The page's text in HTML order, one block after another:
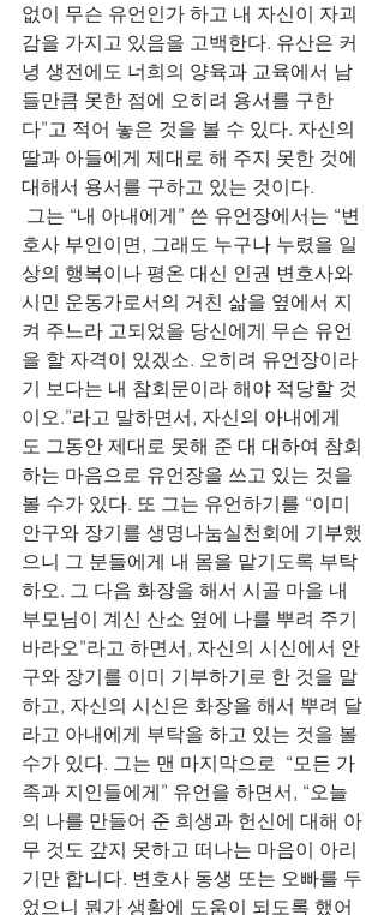
없이 무슨 유언인가 하고 내 자신이 자괴
감을 가지고 있음을 고백한다. 유산은 커
녕 생전에도 너희의 양육과 교육에서 남
들만큼 못한 점에 오히려 용서를 구한
다”고 적어 놓은 것을 볼 수 있다. 자신의
딸과 아들에게 제대로 해 주지 못한 것에
대해서 용서를 구하고 있는 것이다.
그는 “내 아내에게” 쓴 유언장에서는 “변
호사 부인이면, 그래도 누구나 누렸을 일
상의 행복이나 평온 대신 인권 변호사와
시민 운동가로서의 거친 삶을 옆에서 지
켜 주느라 고되었을 당신에게 무슨 유언
을 할 자격이 있겠소. 오히려 유언장이라
기 보다는 내 참회문이라 해야 적당할 것
이오.”라고 말하면서, 자신의 아내에게
도 그동안 제대로 못해 준 대 대하여 참회
하는 마음으로 유언장을 쓰고 있는 것을
볼 수가 있다. 또 그는 유언하기를 “이미
안구와 장기를 생명나눔실천회에 기부했
으니 그 분들에게 내 몸을 맡기도록 부탁
하오. 그 다음 화장을 해서 시골 마을 내
부모님이 계신 산소 옆에 나를 뿌려 주기
바라오”라고 하면서, 자신의 시신에서 안
구와 장기를 이미 기부하기로 한 것을 말
하고, 자신의 시신은 화장을 해서 뿌려 달
라고 아내에게 부탁을 하고 있는 것을 볼
수가 있다. 그는 맨 마지막으로  “모든 가
족과 지인들에게” 유언을 하면서, “오늘
의 나를 만들어 준 희생과 헌신에 대해 아
무 것도 갚지 못하고 떠나는 마음이 아리
기만 합니다. 변호사 동생 또는 오빠를 두
었으니 뭔가 생활에 도움이 되도록 했어